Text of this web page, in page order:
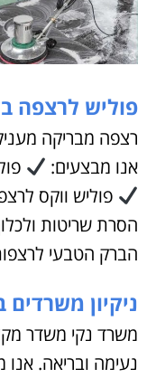
פוליש לרצפה
רצפה מבריקה
אנו מבצעים:
פוליש ווקס
הסרת שריטות
הברק הטבעי
ניקיון משרדים
משרד נקי משדר
נעימה ובריאה. אנו